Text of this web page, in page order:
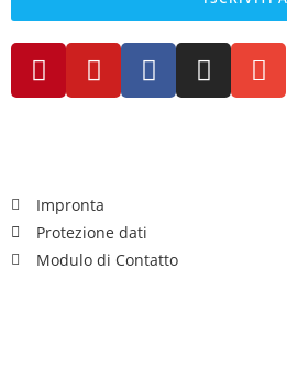
Impronta
Protezione dati
Modulo di Contatto